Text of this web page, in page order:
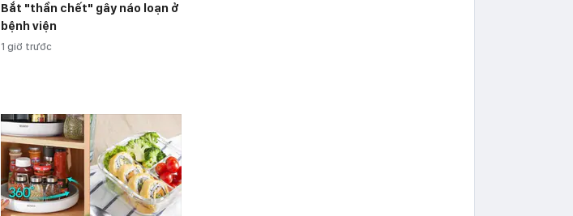
Bắt "thần chết" gây náo loạn ở
bệnh viện
1 giờ trước